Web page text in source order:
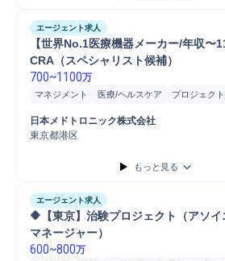
エージェント求人
【世界No.1医療機器メーカー/年収〜
CRA（スペシャリスト候補）
700~1100万
マネジメント 医療/ヘルスケア プロジェクト
製品
プロジェクトマネジメント
病院
プロジェクト推進
日本メドトロニック株式会社
東京都港区
もっと見る
エージェント求人
🔶【東京】治験プロジェクト（アソ
マネージャー）
600~800万